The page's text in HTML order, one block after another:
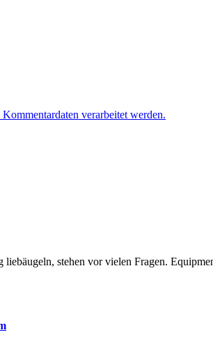
verarbeitet werden.
stehen vor vielen Fragen.